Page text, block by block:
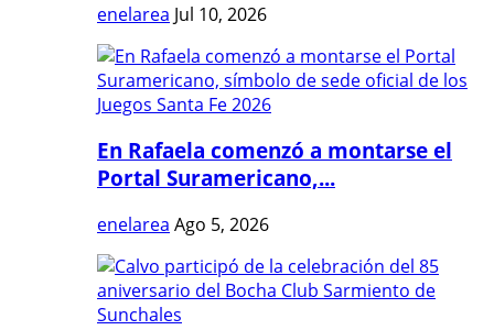
enelarea Jul 10, 2026
En Rafaela comenzó a montarse el
Portal Suramericano,...
enelarea Ago 5, 2026